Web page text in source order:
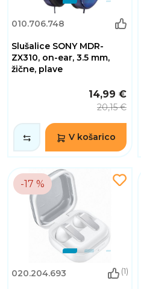
010.706.748
Slušalice SONY MDR-
ZX310, on-ear, 3.5 mm,
žične, plave
14,99 €
20,15 €
V košarico
-17 %
020.204.693 (1)